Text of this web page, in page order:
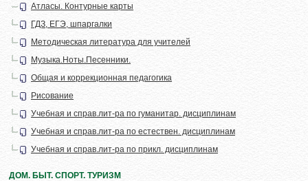
Атласы. Контурные карты
ГДЗ, ЕГЭ, шпаргалки
Методическая литература для учителей
Музыка.Ноты.Песенники.
Общая и коррекционная педагогика
Рисование
Учебная и справ.лит-ра по гуманитар. дисциплинам
Учебная и справ.лит-ра по естествен. дисциплинам
Учебная и справ.лит-ра по прикл. дисциплинам
ДОМ. БЫТ. СПОРТ. ТУРИЗМ